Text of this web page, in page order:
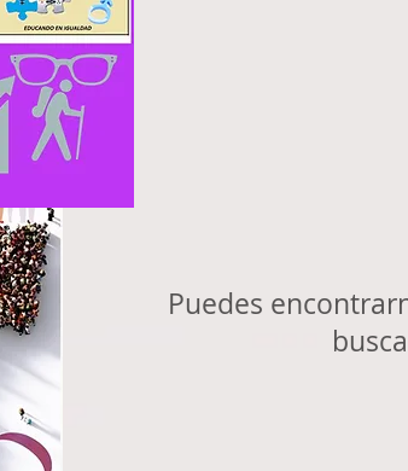
Puedes